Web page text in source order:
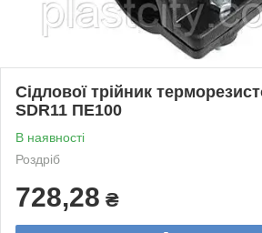
Сідлової трійник
SDR11 ПЕ100
В наявності
Роздріб
728,28 ₴